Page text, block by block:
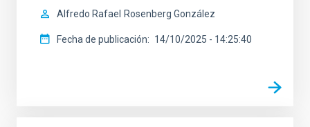
Alfredo Rafael Rosenberg González
Fecha de publicación 14/10/2025 - 14:25:40